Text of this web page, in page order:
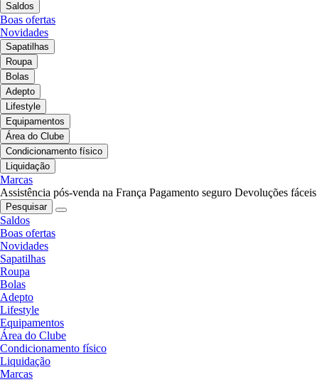
Saldos
Boas ofertas
Novidades
Sapatilhas
Roupa
Bolas
Adepto
Lifestyle
Equipamentos
Área do Clube
Condicionamento físico
Liquidação
Marcas
Assistência pós-venda na França Pagamento seguro Devoluções fáceis
Pesquisar
Saldos
Boas ofertas
Novidades
Sapatilhas
Roupa
Bolas
Adepto
Lifestyle
Equipamentos
Área do Clube
Condicionamento físico
Liquidação
Marcas